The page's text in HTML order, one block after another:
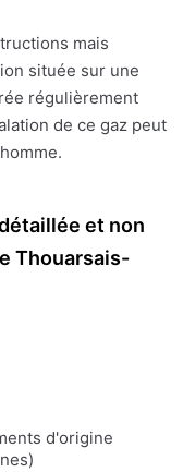
mais
située sur une
régulièrement
de ce gaz peut
et non
Thouarsais-
d'origine